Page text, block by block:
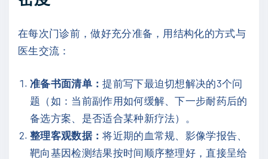
在每次门诊前，做好充分准备，用结构化的方式与
医生交流：
准备书面清单：提前写下最迫切想解决的3个问
题（如：当前副作用如何缓解、下一步耐药后的
备选方案、是否适合某种新疗法）。
整理客观数据：将近期的血常规、影像学报告、
靶向基因检测结果按时间顺序整理好，直接呈给